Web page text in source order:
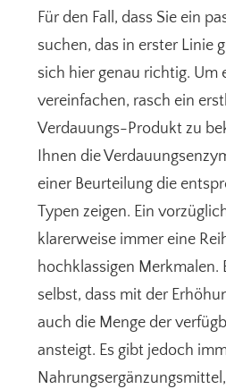
Für den Fall, dass Sie ein
suchen, das in erster Linie
sich hier genau richtig. Um
vereinfachen, rasch ein
Verdauungs-Produkt zu
Ihnen die
einer Beurteilung die
Typen zeigen. Ein
klarerweise immer eine
hochklassigen Merkmalen.
selbst, dass mit der
auch die Menge der
ansteigt. Es gibt jedoch